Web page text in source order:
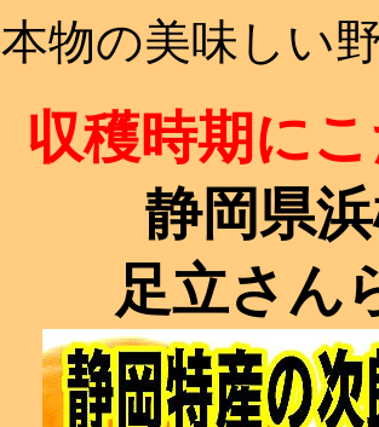
本物の美味しい
収穫時期に
静岡県
足立さん